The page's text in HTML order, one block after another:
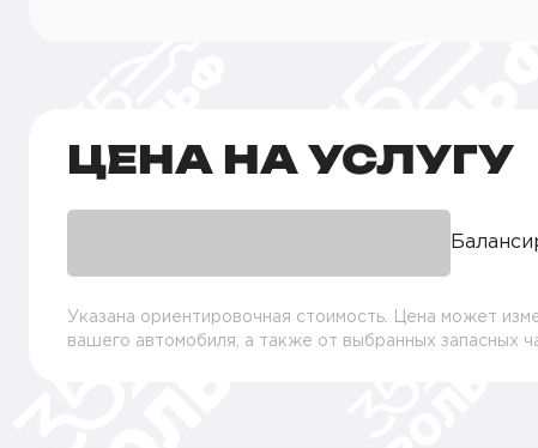
ЦЕНА НА УСЛУГУ
Указана ориентировочная стоимость. Цена может
вашего автомобиля, а также от выбранных запасных